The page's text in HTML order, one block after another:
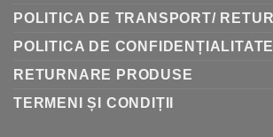
POLITICA DE TRANSPORT/ RETUR
POLITICA DE CONFIDENȚIALITATE
RETURNARE PRODUSE
TERMENI ȘI CONDIȚII